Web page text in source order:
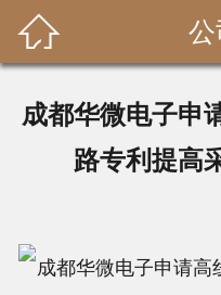
 公
成都华微电子申
路专利提高